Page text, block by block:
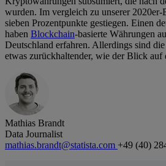
wurden. Im vergleich zu unserer
sieben Prozentpunkte gestiegen. Einen
haben Blockchain-basierte Währungen
Deutschland erfahren. Allerdings sind
etwas zurückhaltender, wie der Blick auf
Mathias Brandt
Data Journalist
mathias.brandt@statista.com +49 (40)